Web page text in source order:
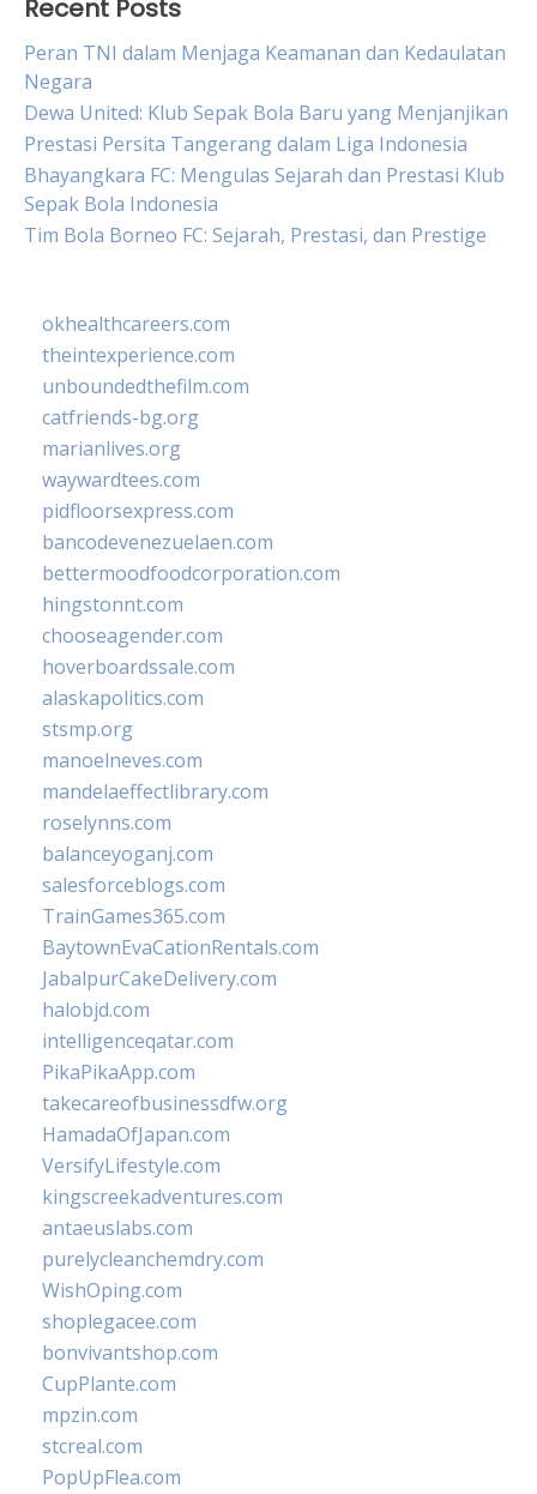
Recent Posts
Peran TNI dalam Menjaga Keamanan dan Kedaulatan
Negara
Dewa United: Klub Sepak Bola Baru yang Menjanjikan
Prestasi Persita Tangerang dalam Liga Indonesia
Bhayangkara FC: Mengulas Sejarah dan Prestasi Klub
Sepak Bola Indonesia
Tim Bola Borneo FC: Sejarah, Prestasi, dan Prestige
okhealthcareers.com
theintexperience.com
unboundedthefilm.com
catfriends-bg.org
marianlives.org
waywardtees.com
pidfloorsexpress.com
bancodevenezuelaen.com
bettermoodfoodcorporation.com
hingstonnt.com
chooseagender.com
hoverboardssale.com
alaskapolitics.com
stsmp.org
manoelneves.com
mandelaeffectlibrary.com
roselynns.com
balanceyoganj.com
salesforceblogs.com
TrainGames365.com
BaytownEvaCationRentals.com
JabalpurCakeDelivery.com
halobjd.com
intelligenceqatar.com
PikaPikaApp.com
takecareofbusinessdfw.org
HamadaOfJapan.com
VersifyLifestyle.com
kingscreekadventures.com
antaeuslabs.com
purelycleanchemdry.com
WishOping.com
shoplegacee.com
bonvivantshop.com
CupPlante.com
mpzin.com
stcreal.com
PopUpFlea.com